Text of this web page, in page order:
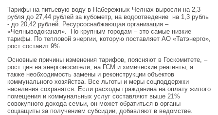
Тарифы на питьевую воду в Набережных Челнах выросли на 2,3
рубля до 27,44 рублей за кубометр, на водоотведение на 1,3 рубль
- до 20,42 рублей. Ресурсоснабжающая организация –
«Челныводоканал». По крупным городам – это самые низкие
тарифы. По тепловой энергии, которую поставляет АО «Татэнерго»,
рост составит 9%.
Основные причины изменения тарифов, поясняют в Госкомитете, –
рост цен на энергоносители, на ГСМ и химические реагенты, а
также необходимость замены и реконструкции объектов
коммунального хозяйства. Все льготы и меры соцподдержки
населения сохранятся. Если расходы гражданина на оплату жилого
помещения и коммунальных услуг составляют выше 21%
совокупного дохода семьи, он может обратиться в органы
соцзащиты за получением субсидии, добавляют в ведомстве.